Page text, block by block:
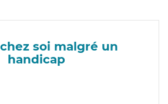
soi malgré un
handicap